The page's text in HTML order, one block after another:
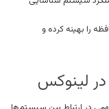
را بهینه کرده و
لینوکس